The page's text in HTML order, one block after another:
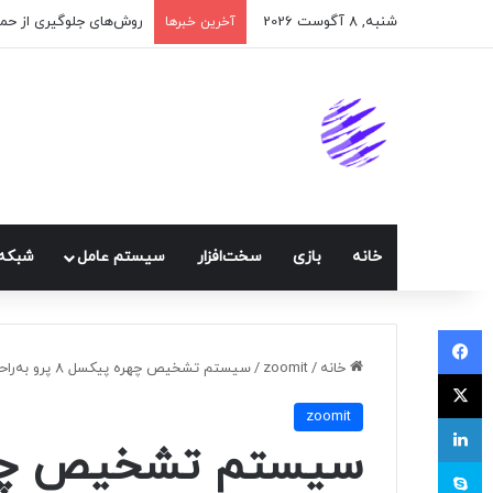
شنبه, 8 آگوست 2026 آخرین خبرها اپلیکیشن پیام‌رسان
خانه بازی سخت‌افزار سيستم عامل
خانه /
zoomit
/سیستم تشخیص چهره پیکسل ۸ پرو به‌راحتی فریب می‌خورد
zoomit
فیسبوک